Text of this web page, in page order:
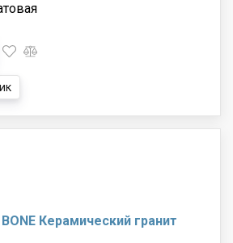
Керамический гранит